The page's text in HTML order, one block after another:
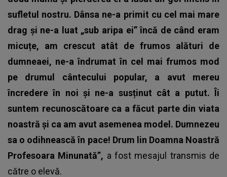
sufletul nostru. Dânsa ne-a primit cu cel mai mare
drag și ne-a luat „sub aripa ei” încă de când eram
micuțe, am crescut atât de frumos alături de
dumneaei, ne-a îndrumat în cel mai frumos mod
pe drumul cântecului popular, a avut mereu
încredere în noi și ne-a susținut cât a putut. Îi
suntem recunoscătoare ca a făcut parte din viata
noastră și ca am avut asemenea model. Dumnezeu
sa o odihnească în pace! Drum lin Doamna Noastră
Profesoara Minunată”, a fost mesajul transmis de
către o elevă.